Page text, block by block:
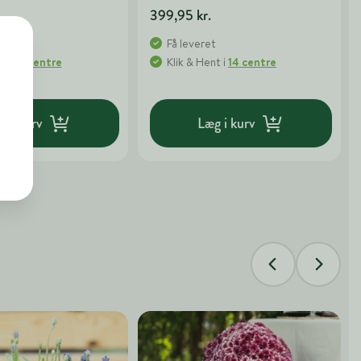
13 centre
i kurv
399,95 kr.
Få leveret
Klik & Hent i 14 centre
Læg i kurv